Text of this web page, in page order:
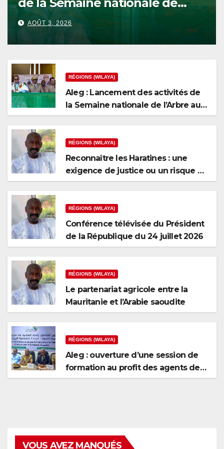
de la Semaine nationale de
l’Arbre au niveau de la wilaya
du Brakna
AOÛT 3, 2026
RÉGIONS (WILAYA)
Aleg : Lancement des activités de
la Semaine nationale de l’Arbre au
niveau de la wilaya du Brakna
RÉGIONS (WILAYA)
Reconnaître les Haratines : une
exigence de justice ou un risque de
fragmentation nationale ?
RÉGIONS (WILAYA)
Conférence télévisée du Président
de la République du 24 juillet 2026
RÉGIONS (WILAYA)
Le partenariat agricole entre la
Mauritanie et l’Arabie saoudite
RÉGIONS (WILAYA)
Aleg : ouverture d’une session de
formation au profit des agents de
recouvrement et des caissiers de
VOUS AVEZ MANQUÉS